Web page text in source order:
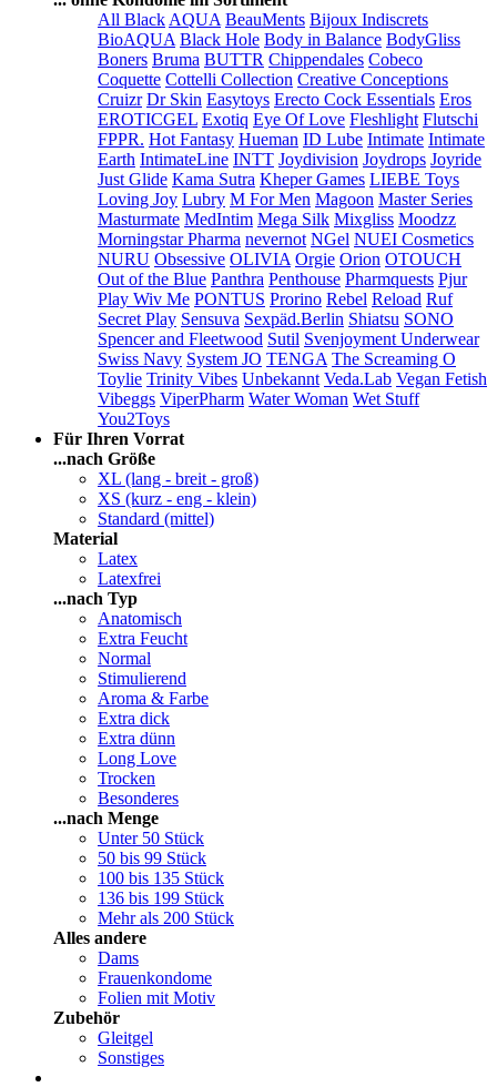
All Black AQUA BeauMents Bijoux Indiscrets
BioAQUA Black Hole Body in Balance BodyGliss
Boners Bruma BUTTR Chippendales Cobeco
Coquette Cottelli Collection Creative Conceptions
Cruizr Dr Skin Easytoys Erecto Cock Essentials Eros
EROTICGEL Exotiq Eye Of Love Fleshlight Flutschi
FPPR. Hot Fantasy Hueman ID Lube Intimate Intimate
Earth IntimateLine INTT Joydivision Joydrops Joyride
Just Glide Kama Sutra Kheper Games LIEBE Toys
Loving Joy Lubry M For Men Magoon Master Series
Masturmate MedIntim Mega Silk Mixgliss Moodzz
Morningstar Pharma nevernot NGel NUEI Cosmetics
NURU Obsessive OLIVIA Orgie Orion OTOUCH
Out of the Blue Panthra Penthouse Pharmquests Pjur
Play Wiv Me PONTUS Prorino Rebel Reload Ruf
Secret Play Sensuva Sexpäd.Berlin Shiatsu SONO
Spencer and Fleetwood Sutil Svenjoyment Underwear
Swiss Navy System JO TENGA The Screaming O
Toylie Trinity Vibes Unbekannt Veda.Lab Vegan Fetish
Vibeggs ViperPharm Water Woman Wet Stuff
You2Toys
Für Ihren Vorrat
...nach Größe
XL (lang - breit - groß)
XS (kurz - eng - klein)
Standard (mittel)
Material
Latex
Latexfrei
...nach Typ
Anatomisch
Extra Feucht
Normal
Stimulierend
Aroma & Farbe
Extra dick
Extra dünn
Long Love
Trocken
Besonderes
...nach Menge
Unter 50 Stück
50 bis 99 Stück
100 bis 135 Stück
136 bis 199 Stück
Mehr als 200 Stück
Alles andere
Dams
Frauenkondome
Folien mit Motiv
Zubehör
Gleitgel
Sonstiges